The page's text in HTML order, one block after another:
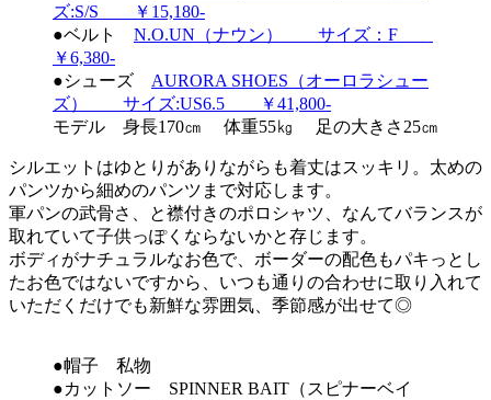
ズ:S/S ￥15,180-
●ベルト N.O.UN（ナウン） サイズ：F
￥6,380-
●シューズ AURORA SHOES（オーロラシュー
ズ） サイズ:US6.5 ￥41,800-
モデル 身長170㎝ 体重55㎏ 足の大きさ25㎝
シルエットはゆとりがありながらも着丈はスッキリ。太めの
パンツから細めのパンツまで対応します。
軍パンの武骨さ、と襟付きのポロシャツ、なんてバランスが
取れていて子供っぽくならないかと存じます。
ボディがナチュラルなお色で、ボーダーの配色もパキっとし
たお色ではないですから、いつも通りの合わせに取り入れて
いただくだけでも新鮮な雰囲気、季節感が出せて◎
●帽子 私物
●カットソー SPINNER BAIT（スピナーベイ